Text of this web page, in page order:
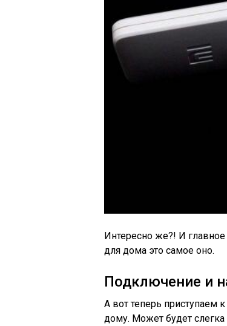
Интересно же?! И
для дома это самое оно.
Подключение и
А вот теперь приступаем
дому. Может будет